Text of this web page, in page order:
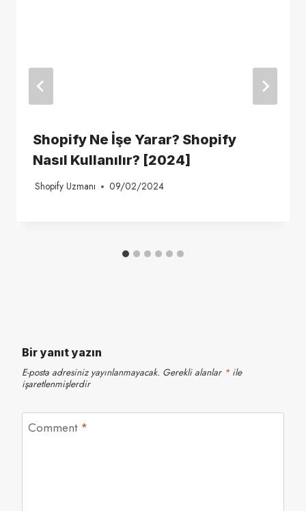
Shopify Ne İşe Yarar? Shopify
Nasıl Kullanılır? [2024]
Shopify Uzmanı 09/02/2024
Bir yanıt yazın
E-posta adresiniz yayınlanmayacak. Gerekli alanlar *ile
işaretlenmişlerdir
Comment *